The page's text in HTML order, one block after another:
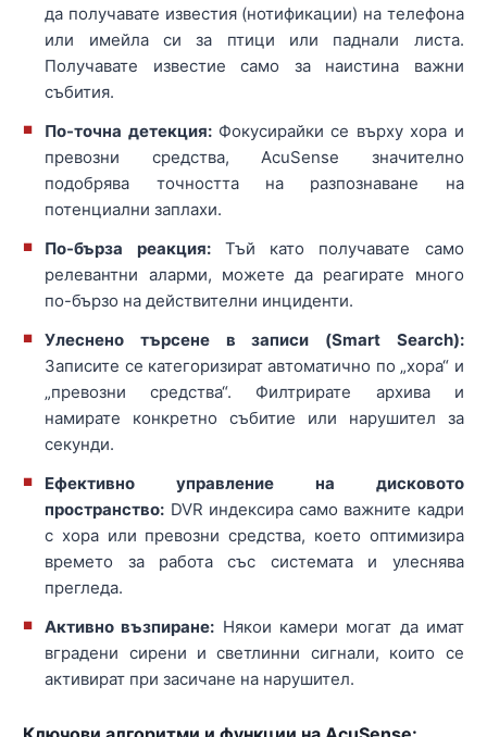
да получавате известия (нотификации) на телефона
или имейла си за птици или паднали листа.
Получавате известие само за наистина важни
събития.
По-точна детекция:Фокусирайки се върху хора и
превозни средства, AcuSense значително
подобрява точността на разпознаване на
потенциални заплахи.
По-бърза реакция:Тъй като получавате само
релевантни аларми, можете да реагирате много
по-бързо на действителни инциденти.
Улеснено търсене в записи (Smart Search):
Записите се категоризират автоматично по „хора“ и
„превозни средства“. Филтрирате архива и
намирате конкретно събитие или нарушител за
секунди.
Ефективно управление на дисковото
пространство: DVR индексира само важните кадри
с хора или превозни средства, което оптимизира
времето за работа със системата и улеснява
прегледа.
Активно възпиране: Някои камери могат да имат
вградени сирени и светлинни сигнали, които се
активират при засичане на нарушител.